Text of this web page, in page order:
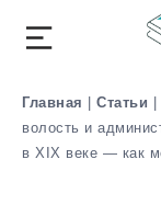
Главная | Статьи |
волость и
в XIX веке — как